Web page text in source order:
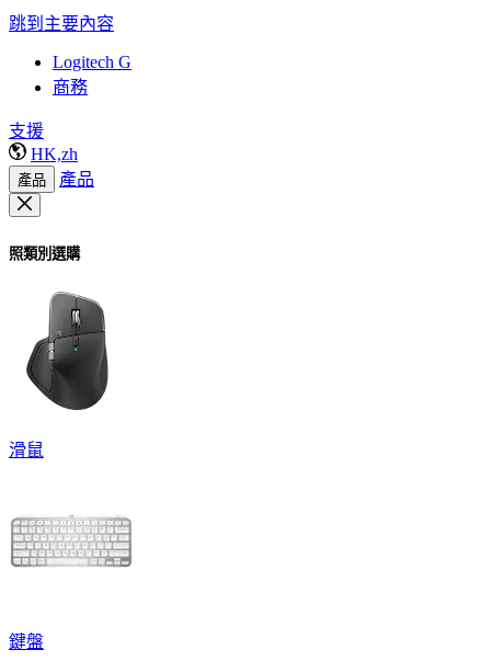
跳到主要內容
Logitech G
商務
支援
HK,zh
產品 產品
照類別選購
滑鼠
鍵盤